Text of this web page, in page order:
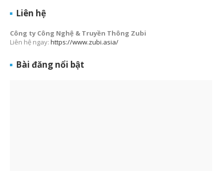
Liên hệ
Công ty Công Nghệ & Truyền Thông Zubi
Liên hệ ngay: https://www.zubi.asia/
Bài đăng nổi bật